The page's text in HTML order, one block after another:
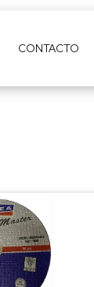
CONTACTO